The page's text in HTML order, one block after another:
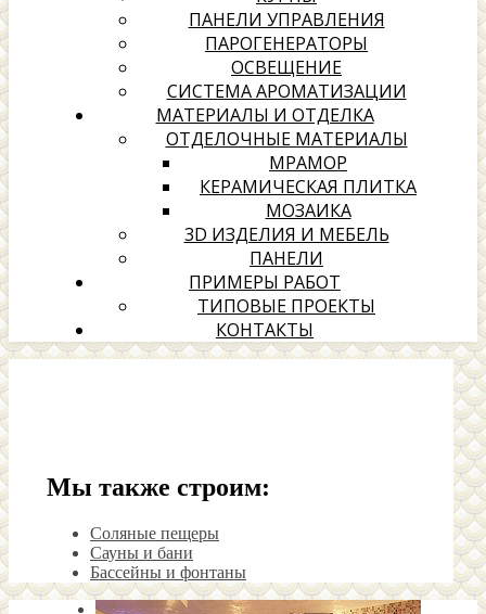
ПАНЕЛИ УПРАВЛЕНИЯ
ПАРОГЕНЕРАТОРЫ
ОСВЕЩЕНИЕ
СИСТЕМА АРОМАТИЗАЦИИ
МАТЕРИАЛЫ И ОТДЕЛКА
ОТДЕЛОЧНЫЕ МАТЕРИАЛЫ
МРАМОР
КЕРАМИЧЕСКАЯ ПЛИТКА
МОЗАИКА
3D ИЗДЕЛИЯ И МЕБЕЛЬ
ПАНЕЛИ
ПРИМЕРЫ РАБОТ
ТИПОВЫЕ ПРОЕКТЫ
КОНТАКТЫ
Мы также строим:
Соляные пещеры
Сауны и бани
Бассейны и фонтаны